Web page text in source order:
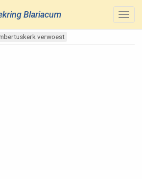
Blariacum
verwoest